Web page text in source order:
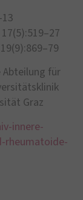
Abteilung für
Graz
innere-
rheumatoide-